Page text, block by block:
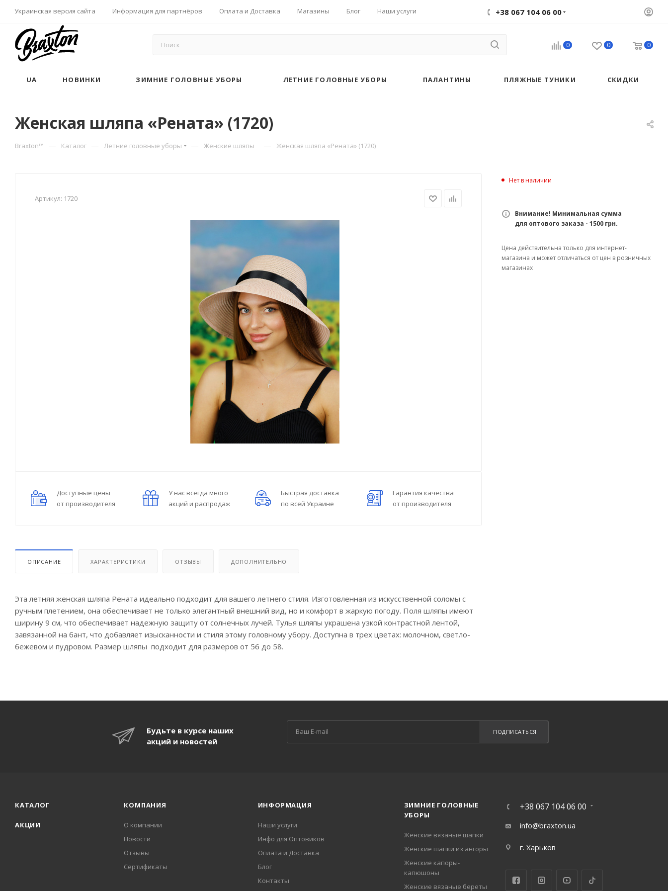
Украинская версия сайта Информация для партнёров Оплата и Доставка Магазины Блог Наши услуги +38 067 104 06 00
0 0 0
UA НОВИНКИ ЗИМНИЕ ГОЛОВНЫЕ УБОРЫ ЛЕТНИЕ ГОЛОВНЫЕ УБОРЫ ПАЛАНТИНЫ ПЛЯЖНЫЕ ТУНИКИ СКИДКИ
Женская шляпа «Рената» (1720)
Braxton™ — Каталог — Летние головные уборы — Женские шляпы — Женская шляпа «Рената» (1720)
Артикул: 1720
Доступные цены
от производителя
У нас всегда много
акций и распродаж
Быстрая доставка
по всей Украине
Гарантия качества
от производителя
ОПИСАНИЕ ХАРАКТЕРИСТИКИ ОТЗЫВЫ ДОПОЛНИТЕЛЬНО
Эта летняя женская шляпа Рената идеально подходит для вашего летнего стиля. Изготовленная из искусственной соломы с
ручным плетением, она обеспечивает не только элегантный внешний вид, но и комфорт в жаркую погоду. Поля шляпы имеют
ширину 9 см, что обеспечивает надежную защиту от солнечных лучей. Тулья шляпы украшена узкой контрастной лентой,
завязанной на бант, что добавляет изысканности и стиля этому головному убору. Доступна в трех цветах: молочном, светло-
бежевом и пудровом. Размер шляпы подходит для размеров от 56 до 58.
Нет в наличии
Внимание! Минимальная сумма
для оптового заказа - 1500 грн.
Цена действительна только для интернет-
магазина и может отличаться от цен в розничных
магазинах
Будьте в курсе наших
акций и новостей
ПОДПИСАТЬСЯ
КАТАЛОГ
АКЦИИ
КОМПАНИЯ
О компании
Новости
Отзывы
Сертификаты
ИНФОРМАЦИЯ
Наши услуги
Инфо для Оптовиков
Оплата и Доставка
Блог
Контакты
ЗИМНИЕ ГОЛОВНЫЕ
УБОРЫ
Женские вязаные шапки
Женские шапки из ангоры
Женские капоры-
капюшоны
Женские вязаные береты
+38 067 104 06 00
info@braxton.ua
г. Харьков